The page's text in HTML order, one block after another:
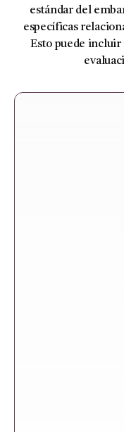
estándar del
específicas
Esto puede